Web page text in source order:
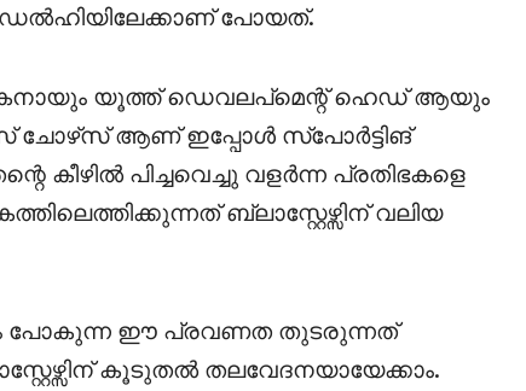
ഡൽഹിയിലേക്കാണ് പോയത്.
യൂത്ത് ഡെവലപ്‌മെന്റ് ഹെഡ് ആയും
ചോഴ്‌സ് ആണ് ഇപ്പോൾ സ്പോർട്ടിങ്
പിച്ചവെച്ചു വളർന്ന പ്രതിഭകളെ
ബ്ലാസ്റ്റേഴ്സിന് വലിയ
പോകുന്ന ഈ പ്രവണത തുടരുന്നത്
കൂടുതൽ തലവേദനയായേക്കാം.